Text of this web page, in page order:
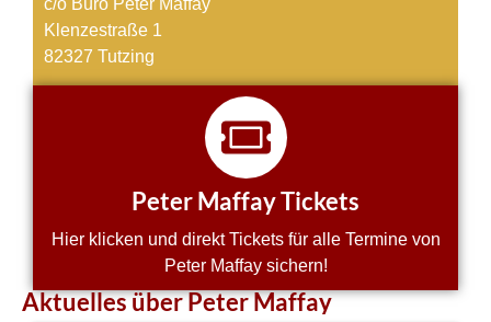
Klenzestraße 1
82327 Tutzing
Peter Maffay Tickets
Hier klicken und direkt Tickets für alle Termine von
Peter Maffay sichern!
Aktuelles über Peter Maffay